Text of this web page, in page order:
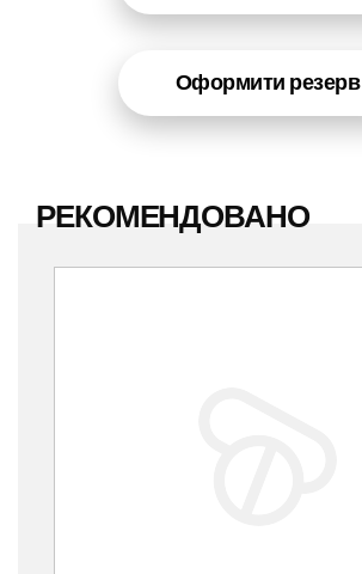
Оформити резерв
РЕКОМЕНДОВАНО